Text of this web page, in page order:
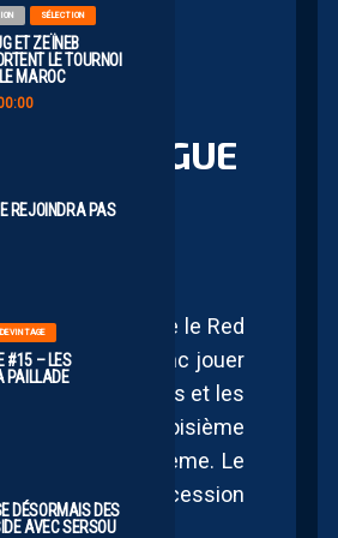
SÉLECTION
ET ZEÏNEB
LE TOURNOI
MAROC
REJOINDRA PAS
#15 – LES
PAILLADE
DÉSORMAIS DES
AVEC SERSOU
FACE AU
DE LIGUE
va jouer contre le Red
MHSC doit donc jouer
Rodez, Reims et les
Étienne, troisième
finir cinquième. Le
d’accession